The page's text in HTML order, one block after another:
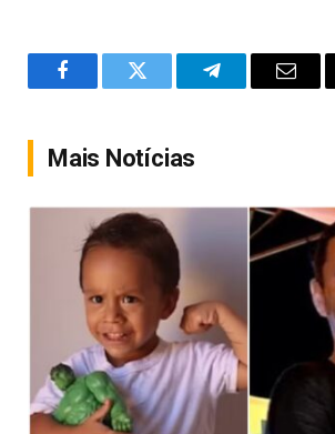
FacebookTwitter TelegramEmail
Mais Notícias